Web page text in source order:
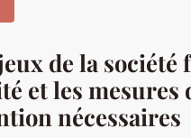
de la société
et les mesures
nécessaires